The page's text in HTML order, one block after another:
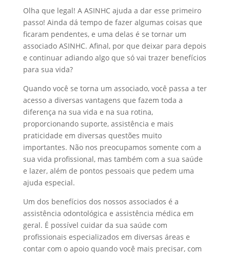
Olha que legal! A ASINHC ajuda a dar esse primeiro
passo! Ainda dá tempo de fazer algumas coisas que
ficaram pendentes, e uma delas é se tornar um
associado ASINHC. Afinal, por que deixar para depois
e continuar adiando algo que só vai trazer benefícios
para sua vida?
Quando você se torna um associado, você passa a ter
acesso a diversas vantagens que fazem toda a
diferença na sua vida e na sua rotina,
proporcionando suporte, assistência e mais
praticidade em diversas questões muito
importantes. Não nos preocupamos somente com a
sua vida profissional, mas também com a sua saúde
e lazer, além de pontos pessoais que pedem uma
ajuda especial.
Um dos benefícios dos nossos associados é a
assistência odontológica e assistência médica em
geral. É possível cuidar da sua saúde com
profissionais especializados em diversas áreas e
contar com o apoio quando você mais precisar, com